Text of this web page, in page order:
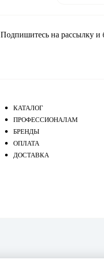
Подпишитесь на рассылку и
КАТАЛОГ
ПРОФЕССИОНАЛАМ
БРЕНДЫ
ОПЛАТА
ДОСТАВКА